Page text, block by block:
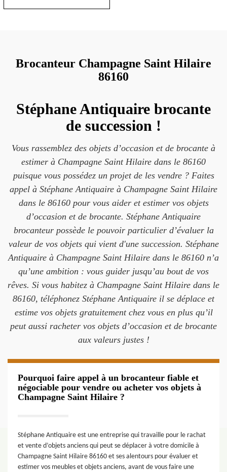
Brocanteur Champagne Saint Hilaire
86160
Stéphane Antiquaire brocante
de succession !
Vous rassemblez des objets d’occasion et de brocante à
estimer à Champagne Saint Hilaire dans le 86160
puisque vous possédez un projet de les vendre ? Faites
appel à Stéphane Antiquaire à Champagne Saint Hilaire
dans le 86160 pour vous aider et estimer vos objets
d’occasion et de brocante. Stéphane Antiquaire
brocanteur possède le pouvoir particulier d’évaluer la
valeur de vos objets qui vient d'une succession. Stéphane
Antiquaire à Champagne Saint Hilaire dans le 86160 n’a
qu’une ambition : vous guider jusqu’au bout de vos
rêves. Si vous habitez à Champagne Saint Hilaire dans le
86160, téléphonez Stéphane Antiquaire il se déplace et
estime vos objets gratuitement chez vous en plus qu’il
peut aussi racheter vos objets d’occasion et de brocante
aux valeurs justes !
Pourquoi faire appel à un brocanteur fiable et
négociable pour vendre ou acheter vos objets à
Champagne Saint Hilaire ?
Stéphane Antiquaire est une entreprise qui travaille pour le rachat
et vente d’objets anciens qui peut se déplacer à votre domicile à
Champagne Saint Hilaire 86160 et ses alentours pour évaluer et
estimer vos meubles et objets anciens, avant de vous faire une